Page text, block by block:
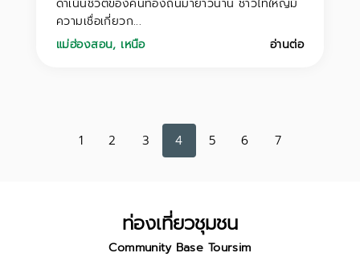
ดำเนินชีวิตของคนท้องถิ่นมายาวนาน ชาวไทใหญ่มี
ความเชื่อเกี่ยวก...
แม่ฮ่องสอน, เหนือ อ่านต่อ
1 2 3 4 5 6 7
ท่องเที่ยวชุมชน
Community Base Toursim